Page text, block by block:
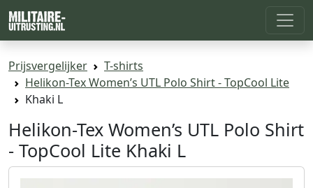
Prijsvergelijker
T-shirts
Helikon-Tex Women’s UTL Polo Shirt - TopCool Lite
Khaki L
Helikon-Tex Women’s UTL Polo Shirt
- TopCool Lite Khaki L